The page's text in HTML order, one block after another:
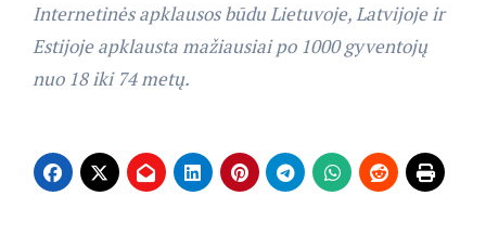
Internetinės apklausos būdu Lietuvoje, Latvijoje ir
Estijoje apklausta mažiausiai po 1000 gyventojų
nuo 18 iki 74 metų.